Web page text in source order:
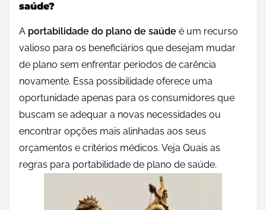
saúde?
A portabilidade do plano de saúde é um recurso
valioso para os beneficiários que desejam mudar
de plano sem enfrentar períodos de carência
novamente. Essa possibilidade oferece uma
oportunidade apenas para os consumidores que
buscam se adequar a novas necessidades ou
encontrar opções mais alinhadas aos seus
orçamentos e critérios médicos. Veja Quais as
regras para portabilidade de plano de saúde.